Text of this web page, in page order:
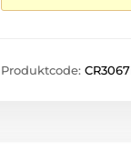
Produktcode: